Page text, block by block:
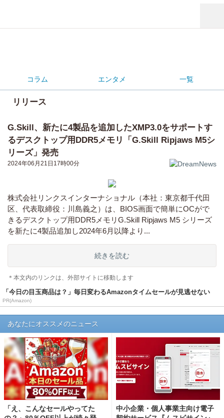
コラム エンタメ 一覧
リリース
G.Skill、新たに4製品を追加したXMP3.0をサポートす
るデスクトップ用DDR5メモリ「G.Skill Ripjaws M5シ
リーズ」発売
2024年06月21日17時00分
株式会社リンクスインターナショナル（本社：東京都千代田
区、代表取締役：川島義之）は、BIOS画面で簡単にOCがで
きるデスクトップ用DDR5メモリG.Skill Ripjaws M5 シリーズ
を新たに4製品追加し2024年6月以降より...
続きを読む
＊本文内のリンクは、外部サイトに移動します
「今日の目玉商品は？」毎日変わるAmazonタイムセールが見逃せない
PR(Amazon)
あなたにオススメのニュース
「え、こんなセールやってた
中小企業・個人事業主向け電子